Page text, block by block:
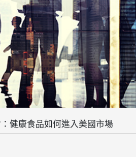
健康食品如何進入美國市場